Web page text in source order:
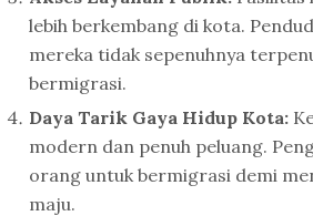
lebih berkembang di kota.
mereka tidak sepenuhnya
bermigrasi.
Daya Tarik Gaya Hidup Kota:
modern dan penuh peluang.
orang untuk bermigrasi demi
maju.